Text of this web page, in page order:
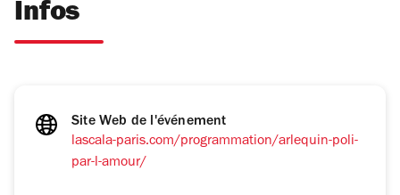
Infos
Site Web de l'événement
lascala-paris.com/programmation/arlequin-poli-
par-l-amour/